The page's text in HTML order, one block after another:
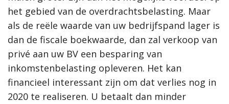
het gebied van de overdrachtsbelasting. Maar
als de reële waarde van uw bedrijfspand lager is
dan de fiscale boekwaarde, dan zal verkoop van
privé aan uw BV een besparing van
inkomstenbelasting opleveren. Het kan
financieel interessant zijn om dat verlies nog in
2020 te realiseren. U betaalt dan minder